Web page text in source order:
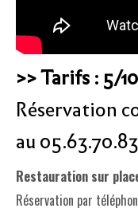
>> Tarifs : 5/
Réservation
au
Restauration sur
Réservation par